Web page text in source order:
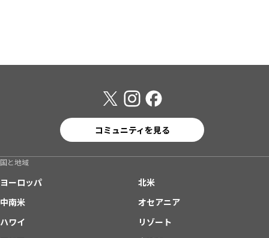
コミュニティを見る
国と地域
ヨーロッパ
北米
中南米
オセアニア
ハワイ
リゾート